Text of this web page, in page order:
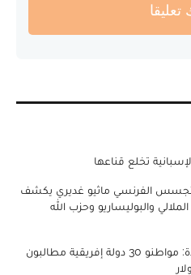
تعليقا
تخلع قناعها
الفرنسي ماثيو غديري يكشف
والبوليساريو وحزب الله
تأشيرة الدخول للولايات المتحدة: مواطنو 30 دولة إفريقية مطالبون